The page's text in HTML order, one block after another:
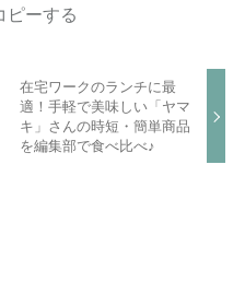
ピーする
在宅ワークのランチに最
適！手軽で美味しい「ヤマ
キ」さんの時短・簡単商品
を編集部で食べ比べ♪